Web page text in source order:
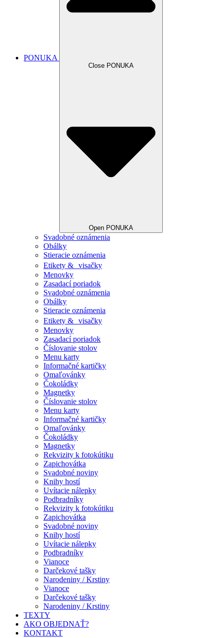
PONUKA
Close PONUKA
Open PONUKA
Svadobné oznámenia
Obálky
Stieracie oznámenia
Etikety & visačky
Menovky
Zasadací poriadok
Svadobné oznámenia
Obálky
Stieracie oznámenia
Etikety & visačky
Menovky
Zasadací poriadok
Číslovanie stolov
Menu karty
Informačné kartičky
Omaľovánky
Čokoládky
Magnetky
Číslovanie stolov
Menu karty
Informačné kartičky
Omaľovánky
Čokoládky
Magnetky
Rekvizity k fotokútiku
Zapichovátka
Svadobné noviny
Knihy hostí
Uvítacie nálepky
Podbradníky
Rekvizity k fotokútiku
Zapichovátka
Svadobné noviny
Knihy hostí
Uvítacie nálepky
Podbradníky
Vianoce
Darčekové tašky
Narodeniny / Krstiny
Vianoce
Darčekové tašky
Narodeniny / Krstiny
TEXTY
AKO OBJEDNAŤ?
KONTAKT